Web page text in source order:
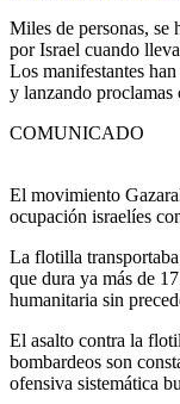
Miles de personas, se
por Israel cuando
Los manifestantes
y lanzando
COMUNICADO
El movimiento
ocupación israelíes
La flotilla
que dura ya más de
humanitaria sin
El asalto contra la
bombardeos son
ofensiva sistemática